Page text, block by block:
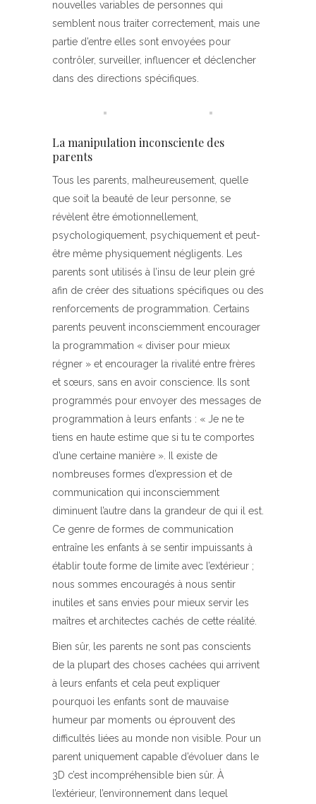
nouvelles variables de personnes qui
semblent nous traiter correctement, mais une
partie d’entre elles sont envoyées pour
contrôler, surveiller, influencer et déclencher
dans des directions spécifiques.
La manipulation inconsciente des
parents
Tous les parents, malheureusement, quelle
que soit la beauté de leur personne, se
révèlent être émotionnellement,
psychologiquement, psychiquement et peut-
être même physiquement négligents. Les
parents sont utilisés à l’insu de leur plein gré
afin de créer des situations spécifiques ou des
renforcements de programmation. Certains
parents peuvent inconsciemment encourager
la programmation « diviser pour mieux
régner » et encourager la rivalité entre frères
et sœurs, sans en avoir conscience. Ils sont
programmés pour envoyer des messages de
programmation à leurs enfants : « Je ne te
tiens en haute estime que si tu te comportes
d’une certaine manière ». Il existe de
nombreuses formes d’expression et de
communication qui inconsciemment
diminuent l’autre dans la grandeur de qui il est.
Ce genre de formes de communication
entraîne les enfants à se sentir impuissants à
établir toute forme de limite avec l’extérieur ;
nous sommes encouragés à nous sentir
inutiles et sans envies pour mieux servir les
maîtres et architectes cachés de cette réalité.
Bien sûr, les parents ne sont pas conscients
de la plupart des choses cachées qui arrivent
à leurs enfants et cela peut expliquer
pourquoi les enfants sont de mauvaise
humeur par moments ou éprouvent des
difficultés liées au monde non visible. Pour un
parent uniquement capable d’évoluer dans le
3D c’est incompréhensible bien sûr. À
l’extérieur, l’environnement dans lequel